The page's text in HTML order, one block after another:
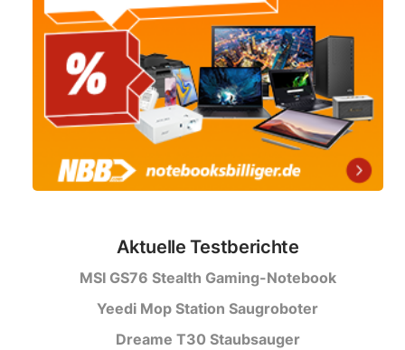
Aktuelle Testberichte
MSI GS76 Stealth Gaming-Notebook
Yeedi Mop Station Saugroboter
Dreame T30 Staubsauger